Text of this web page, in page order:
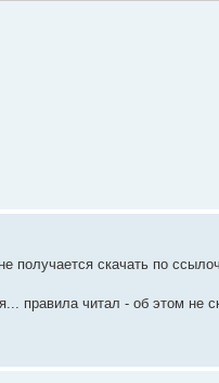
получается скачать по
правила читал - об этом не